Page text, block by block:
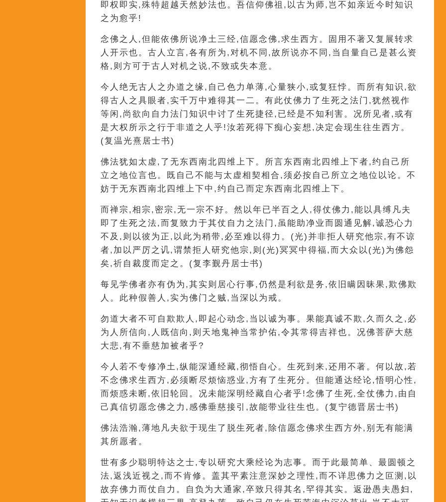
即权即实,殊特超越天然妙法也。吾信仰佛祖,以古为师,岂不如亲近今时知识
之为愈乎!
念佛之人,但能依佛所说净土三经,信愿念佛,求生西方。固用不著又复展转求
人开示也。古人立言,各有所为,对机不同,故所说亦不同,当自量自己是甚么资
格,则方可于古人对机之说,不致或失本意。
今人绝无古人之办道之缘,自己色力单薄,心量狭小,或复狂悖。而所有知识,欲
得古人之具眼者,实千万中难得其一二。有此仗佛力了生死之法门,犹然视作
等闲,尚欲向自力法门知识中讨了生死捷径,已经是不知利害。况所见者,或有
是大权所示之行于非道之人乎!汝若死得下痴心妄想,决定会现生往生西方。
(复温光熹居士书)
佛法犹如太虚,了无东西南北四维上下。所言东西南北四维上下者,约自己所
立之地位言也。既自己不能与太虚相契相合,须必按自己所立之地位以论。不
妨于无东西南北四维上下中,约自己而定东西南北四维上下。
而禅宗,相宗,密宗,无一宗不好。然以年已半百之人,得仗佛力,能以具缚凡夫
即了生死之法,而复致力于其仗自力之法门,虽能助净业而圆通见解,诚恐心力
不及,则以彼为正,以此为稍带,必至难以得力。(光)并非拒人研究他宗,有不谅
者,加以严厉之讥,谓禁拒人研究他宗,则(光)冥冥中得福,而大众以(光)为佛怨
矣,祈自裁度而定之。(复李觐丹居士书)
每见学佛者亦有伪为,其实则居心行事,仍然是利欲是务,依旧瞒因昧果,欺佛欺
人。此种假善人,实为佛门之贼,当深以为戒。
勿道大者不可自欺欺人,即起心动念,当以诚为事。果能真诚不欺,久而久之,必
为人所信向,人既信向,则天地鬼神当常护佑,令其常得吉祥也。况佛菩萨大慈
大悲,有不垂慈加被者乎?
今人若不专修净土,纵能深通经藏,彻悟自心。生死到来,还用不著。何以故,若
不念佛求生西方,必须断尽烦恼惑业,方有了生死分。但能通达经论,悟明心性,
而烦惑未断,依旧轮回。况未能深明经藏自心者乎!念佛了生死,全仗佛力,由自
己真信切愿念佛之力,感佛垂慈接引,故能带业往生也。(复宁德晋居士书)
佛法浩瀚,薄地凡夫欲于现生了脱生死者,除信愿念佛求生西方外,别无有能满
其所愿者。
世有多少聪明特达之士,专以研究大乘经论为志事。而于此最简单、最圆顿之
法,返浅近视之,而不肯修。盖其平素注意深妙之理性,而不详思佛力之叵测,以
故弃佛力而仗自力。自负为大通家,卒致只得其名,罕得其实。返逊愚夫愚妇,